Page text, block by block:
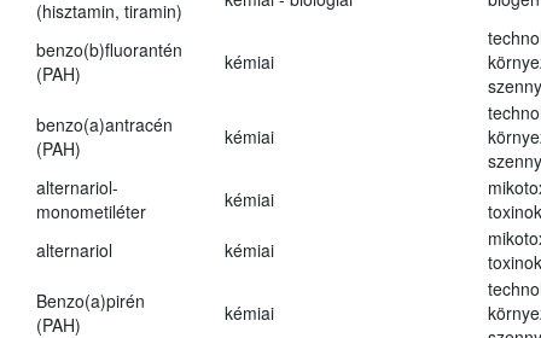
(hisztamin, tiramin)
benzo(b)fluorantén
(PAH)
kémiai
benzo(a)antracén
(PAH)
kémiai
alternariol-
monometiléter
kémiai
toxinok
alternariol
kémiai
toxinok
Benzo(a)pirén
(PAH)
kémiai